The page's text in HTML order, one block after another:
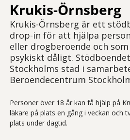
Krukis-Örnsberg
Krukis-Örnsberg är ett
drop-in för att hjälpa
eller drogberoende och
psykiskt dåligt.
Stockholms stad i
Beroendecentrum
Personer över 18 år kan få hjälp på
läkare på plats en gång i veckan och
plats under dagtid.